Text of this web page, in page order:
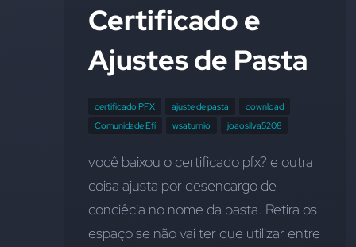
Certificado e
Ajustes de Pasta
certificado PFX ajuste de pasta
download
Comunidade Efí
wsaturnio joaosilva5208
você baixou o certificado pfx? e outra
coisa ajusta por desencargo de
conciêcia no nome da pasta. Retira os
espaço se não vai ter que utilizar entre